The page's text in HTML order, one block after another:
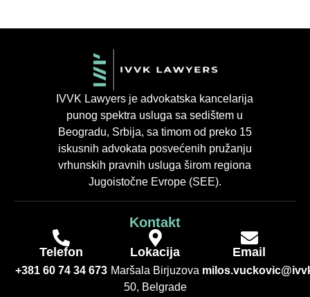
IVVK Lawyers je advokatska kancelarija
punog spektra usluga sa sedištem u
Beogradu, Srbija, sa timom od preko 15
iskusnih advokata posvećenih pružanju
vrhunskih pravnih usluga širom regiona
Jugoistočne Evrope (SEE).
Kontakt
Telefon
+381 60 74 34 673
Lokacija
Maršala Birjuzova
50, Belgrade
Email